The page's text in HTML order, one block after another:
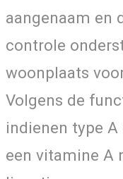
aangenaam en
controle
woonplaats
Volgens de
indienen type
een vitamine A